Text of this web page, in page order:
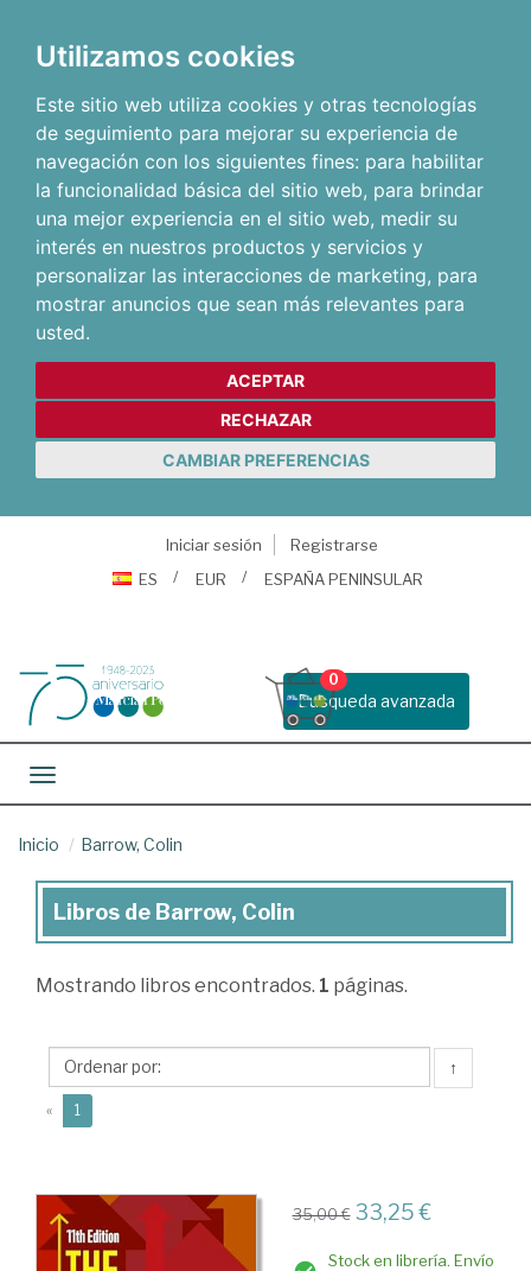
Utilizamos cookies
Este sitio web utiliza cookies y otras tecnologías
de seguimiento para mejorar su experiencia de
navegación con los siguientes fines: para habilitar
la funcionalidad básica del sitio web, para brindar
una mejor experiencia en el sitio web, medir su
interés en nuestros productos y servicios y
personalizar las interacciones de marketing, para
mostrar anuncios que sean más relevantes para
usted.
ACEPTAR
RECHAZAR
CAMBIAR PREFERENCIAS
Iniciar sesión
Registrarse
ES
EUR ESPAÑA PENINSULAR
Busqueda avanzada
0
Toggle navigation
Inicio Barrow, Colin
Libros
Barrow,
Libros de Barrow, Colin
Mostrando libros encontrados. 1 páginas.
↑
« 1
35,00 € 33,25 €
Stock en librería. Envío